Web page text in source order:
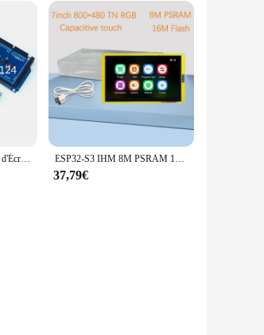
Livraison gratuite! Module d'Écran LCD TFT Ultra HD 320x480 de 3.5 Pouces, Carte Ardu37+ MEGA 2560 R3 avec Câble de Procureur ESP32-S3 IHM 8M PSRAM 16M Flash Ardu37LVGL WIFI et Bluetooth 7 "800*480 Écran d'affichage intelligent 7.0 pouces RVB LCD TFT Tech
37,79€